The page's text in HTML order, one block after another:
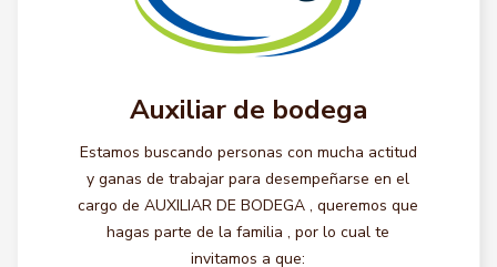
Auxiliar de bodega
Estamos buscando personas con mucha actitud
y ganas de trabajar para desempeñarse en el
cargo de AUXILIAR DE BODEGA , queremos que
hagas parte de la familia , por lo cual te
invitamos a que: